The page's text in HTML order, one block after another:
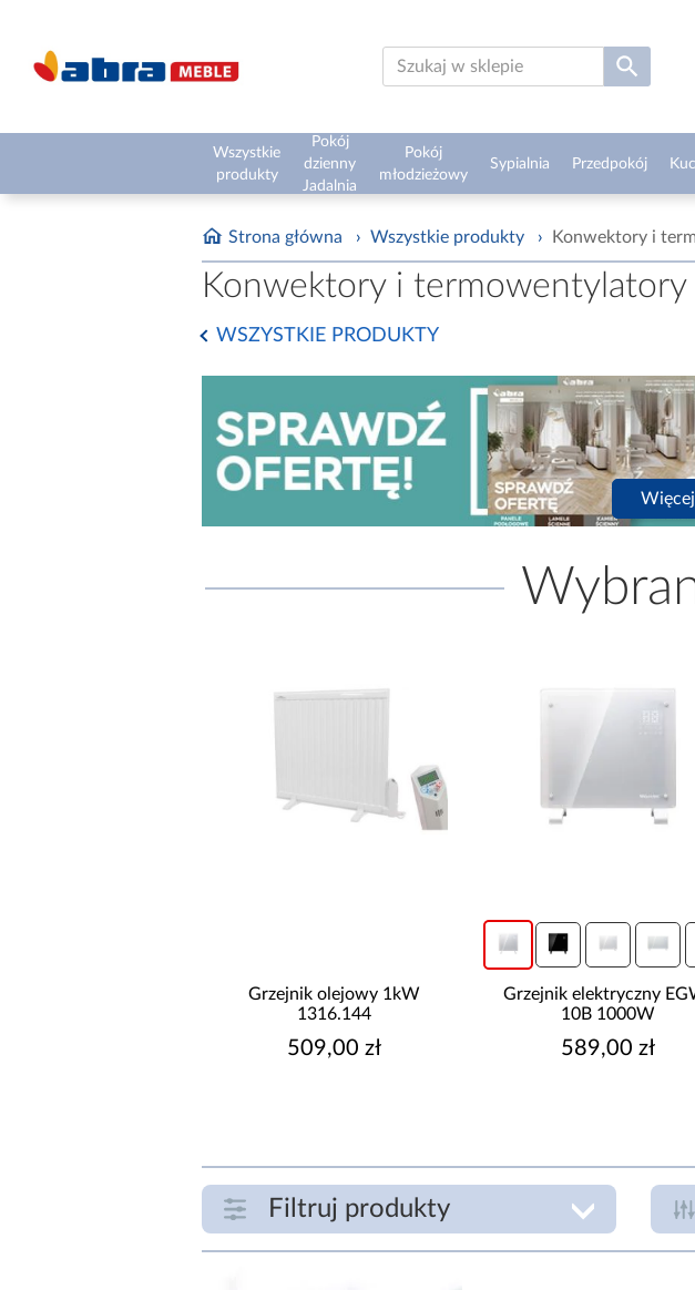
Wszystkie
produkty
Pokój
dzienny
Jadalnia
Pokój
młodzieżowy
Sypialnia Przedpokój
Strona główna › Wszystkie produkty › Konwektory i
Konwektory i termowentylatory
WSZYSTKIE PRODUKTY
Więcej
Grzejnik olejowy 1kW
1316.144
509,00 zł
Grzejnik elektryczny
10B 1000W
589,00 zł
Filtruj produkty